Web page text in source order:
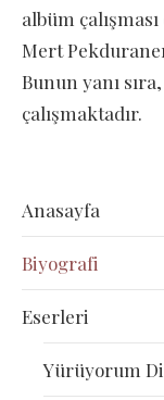
albüm
Mert
Bunun yanı
çalışmaktadır.
Anasayfa
Biyografi
Eserleri
Yürüyorum